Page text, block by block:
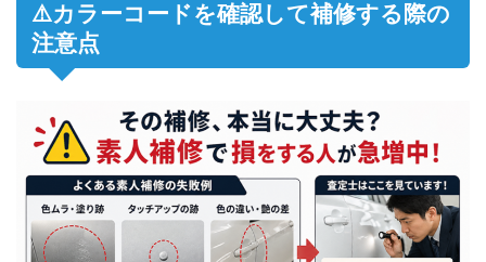
⚠️カラーコードを確認して補修する際の
注意点